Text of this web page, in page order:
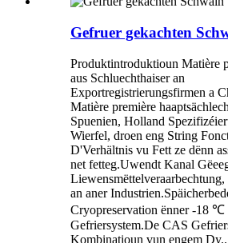
Gefruer gekachten
Produktintroduktioun Matière
aus Schluechthaiser an
Exportregistrierungsfirmen a
Matière première
Spuenien, Holland
Wierfel, droen eng String
D'Verhältnis vu Fett ze dënn
net fetteg.Uwendt Kanal
Liewensmëttelveraarbechtung,
an aner
Cryopreservation ënner -18 ℃
Gefriersystem.De CAS
Kombinatioun vun engem